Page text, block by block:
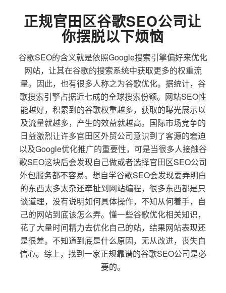
正规官田区谷歌SEO公司让
你摆脱以下烦恼
谷歌SEO的含义就是依照Google搜索引擎偏好来优化
网站，让其在谷歌的搜索系统中获取更多的权重流
量。因此，也有很多人称之为谷歌优化。据统计，谷
歌搜索引擎占据近七成的全球搜索份额。网站SEO性
能越好，积累到的谷歌权重越多，获取的曝光展示以
及流量就越多，产生的效益就越高。国际市场竞争的
日益激烈让许多官田区外贸公司意识到了客源的窘迫
以及Google优化推广的重要性，可是当很多人接触谷
歌SEO这块后会发现自己做或者选择官田区SEO公司
外包服务都不容易。想自学谷歌SEO会发现要弄明白
的东西太多太杂还牵扯到网站编程，很多东西都是只
谈道理，没有说明如何具体操作，不知从何着手，自
己的网站到底该怎么弄。懂一些谷歌优化相关知识，
花了大量时间精力去优化自己的站，结果网站表现还
是很差。不知道到底是什么原因，无从改进，丧失自
信心。综上，找到一家正规靠谱的谷歌SEO公司是必
要的。